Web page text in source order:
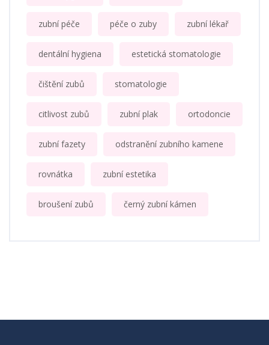
zubní péče péče o zuby zubní lékař
dentální hygiena estetická stomatologie
čištění zubů stomatologie
citlivost zubů zubní plak ortodoncie
zubní fazety odstranění zubního kamene
rovnátka zubní estetika
broušení zubů černý zubní kámen